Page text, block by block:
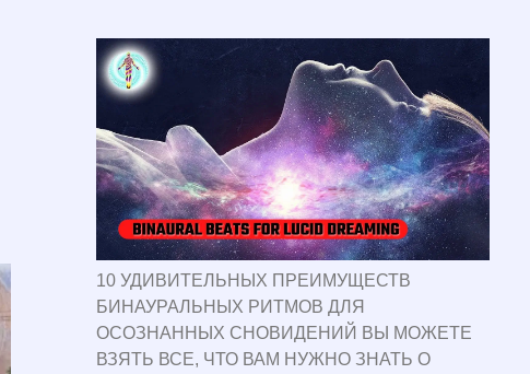
10 УДИВИТЕЛЬНЫХ ПРЕИМУЩЕСТВ
БИНАУРАЛЬНЫХ РИТМОВ ДЛЯ
ОСОЗНАННЫХ СНОВИДЕНИЙ ВЫ МОЖЕТЕ
ВЗЯТЬ ВСЕ, ЧТО ВАМ НУЖНО ЗНАТЬ О